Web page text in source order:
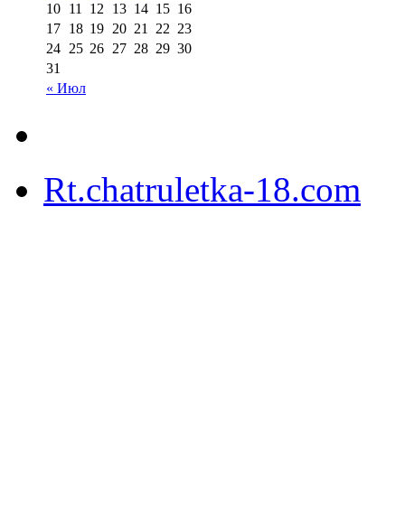
« Июл
10 11 12 13 14 15 16
17 18 19 20 21 22 23
24 25 26 27 28 29 30
31
Rt.chatruletka-18.com